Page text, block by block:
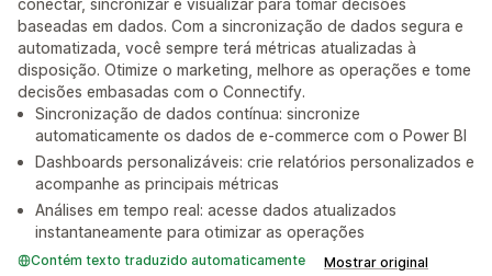
conectar, sincronizar e visualizar para tomar decisões
baseadas em dados. Com a sincronização de dados segura e
automatizada, você sempre terá métricas atualizadas à
disposição. Otimize o marketing, melhore as operações e tome
decisões embasadas com o Connectify.
Sincronização de dados contínua: sincronize
automaticamente os dados de e-commerce com o Power BI
Dashboards personalizáveis: crie relatórios personalizados e
acompanhe as principais métricas
Análises em tempo real: acesse dados atualizados
instantaneamente para otimizar as operações
Contém texto traduzido automaticamente Mostrar original